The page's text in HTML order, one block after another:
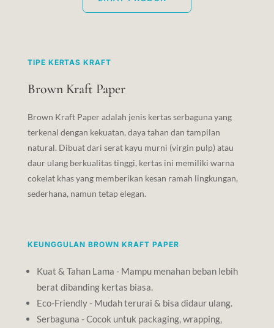
TIPE KERTAS KRAFT
Brown Kraft Paper
Brown Kraft Paper adalah jenis kertas serbaguna yang
terkenal dengan kekuatan, daya tahan dan tampilan
natural. Dibuat dari serat kayu murni (virgin pulp) atau
daur ulang berkualitas tinggi, kertas ini memiliki warna
cokelat khas yang memberikan kesan ramah lingkungan,
sederhana, namun tetap elegan.
KEUNGGULAN BROWN KRAFT PAPER
Kuat & Tahan Lama - Mampu menahan beban lebih
berat dibanding kertas biasa.
Eco-Friendly - Mudah terurai & bisa didaur ulang.
Serbaguna - Cocok untuk packaging, wrapping,